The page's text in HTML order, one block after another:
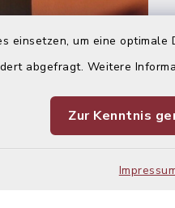
einsetzen, um eine
abgefragt. Weitere
Zur Kenntnis